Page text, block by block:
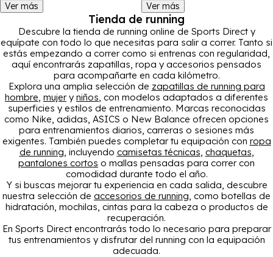
Ver más Ver más
Tienda de running
Descubre la tienda de running online de Sports Direct y
equípate con todo lo que necesitas para salir a correr. Tanto si
estás empezando a correr como si entrenas con regularidad,
aquí encontrarás zapatillas, ropa y accesorios pensados
para acompañarte en cada kilómetro.
Explora una amplia selección de zapatillas de running para
hombre, mujery niños, con modelos adaptados a diferentes
superficies y estilos de entrenamiento. Marcas reconocidas
como Nike, adidas, ASICS o New Balance ofrecen opciones
para entrenamientos diarios, carreras o sesiones más
exigentes. También puedes completar tu equipación con ropa
de running, incluyendo camisetas técnicas, chaquetas,
pantalones cortos o mallas pensadas para correr con
comodidad durante todo el año.
Y si buscas mejorar tu experiencia en cada salida, descubre
nuestra selección de accesorios de running, como botellas de
hidratación, mochilas, cintas para la cabeza o productos de
recuperación.
En Sports Direct encontrarás todo lo necesario para preparar
tus entrenamientos y disfrutar del running con la equipación
adecuada.